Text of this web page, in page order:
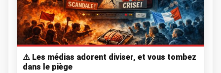
⚠️ Les médias adorent diviser, et vous tombez
dans le piège